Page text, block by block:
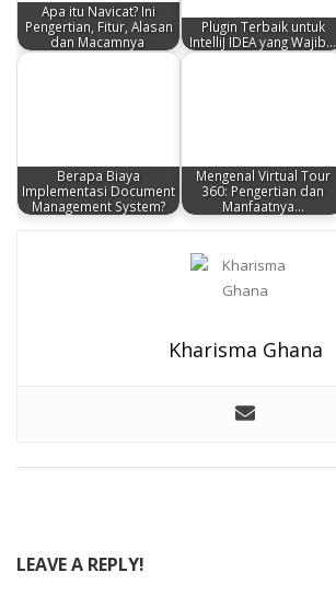
Apa itu Navicat? Ini
Pengertian, Fitur, Alasan
dan Macamnya
Plugin Terbaik untuk
IntelliJ IDEA yang Wajib…
Berapa Biaya
Implementasi Document
Management System?
Mengenal Virtual Tour
360: Pengertian dan
Manfaatnya…
Kharisma Ghana
LEAVE A REPLY!